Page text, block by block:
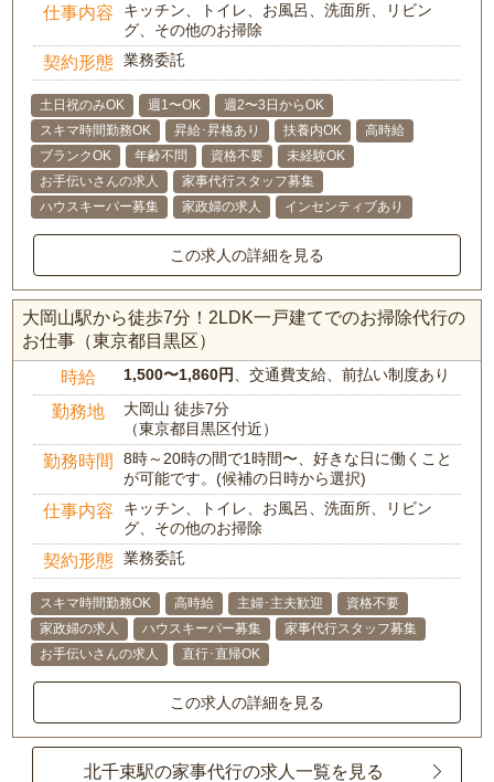
仕事内容
キッチン、トイレ、お風呂、洗面所、リビン
グ、その他のお掃除
契約形態 業務委託
土日祝のみOK 週1〜OK
週2〜3日からOK
スキマ時間勤務OK
昇給･昇格あり 扶養内OK
高時給
ブランクOK
年齢不問 資格不要
未経験OK
お手伝いさんの求人
家事代行スタッフ募集
ハウスキーパー募集
家政婦の求人 インセンティブあり
この求人の詳細を見る
大岡山駅から徒歩7分！2LDK一戸建てでのお掃除代行の
お仕事（東京都目黒区）
時給 1,500〜1,860円、交通費支給、前払い制度あり
勤務地
大岡山 徒歩7分
（東京都目黒区付近）
勤務時間
8時～20時の間で1時間〜、好きな日に働くこと
が可能です。(候補の日時から選択)
仕事内容
キッチン、トイレ、お風呂、洗面所、リビン
グ、その他のお掃除
契約形態 業務委託
スキマ時間勤務OK 高時給 主婦･主夫歓迎
資格不要
家政婦の求人
ハウスキーパー募集
家事代行スタッフ募集
お手伝いさんの求人
直行･直帰OK
この求人の詳細を見る
北千束駅の家事代行の求人一覧を見る